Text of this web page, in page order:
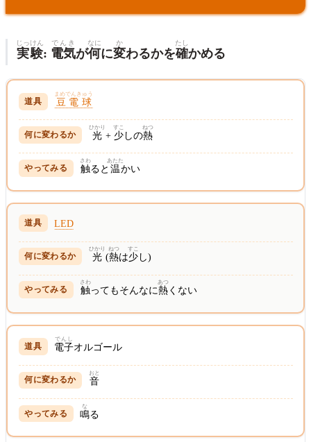
実
じっ
験
けん
: 電気
でんき
が何
なに
に変
か
わるかを確
たし
かめる
豆電球
まめでんきゅう
光
ひかり
+ 少
すこ
しの熱
ねつ
触
さわ
ると 温
あたた
かい
LED
光
ひかり
(熱
ねつ
は少
すこ
し)
触
さわ
ってもそんなに熱
あつ
くない
電子
でんし
オルゴール
音
おと
鳴
な
る